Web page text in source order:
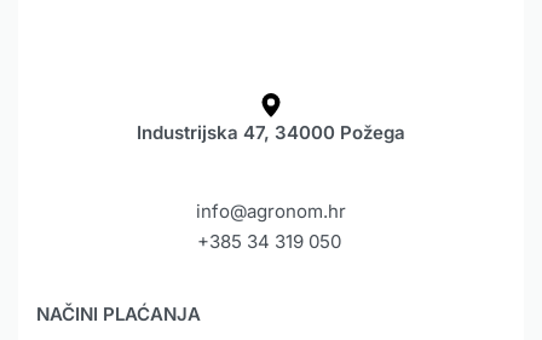
Industrijska 47, 34000 Požega
info@agronom.hr
+385 34 319 050
NAČINI PLAĆANJA